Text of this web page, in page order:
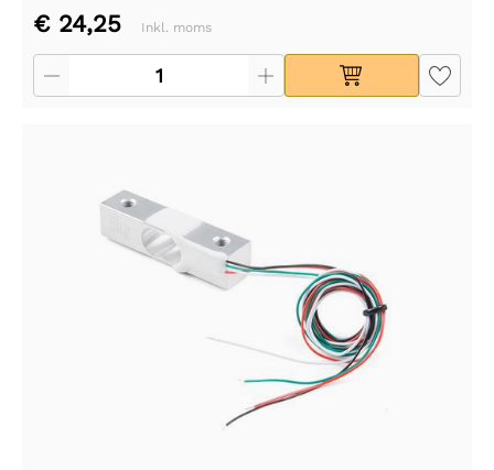
€ 24,25 Inkl. moms